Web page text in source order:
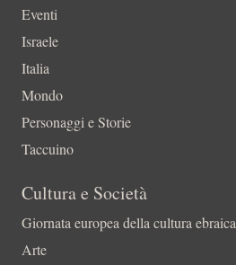
Eventi
Israele
Italia
Mondo
Personaggi e Storie
Taccuino
Cultura e Società
Giornata europea della cultura ebraica
Arte